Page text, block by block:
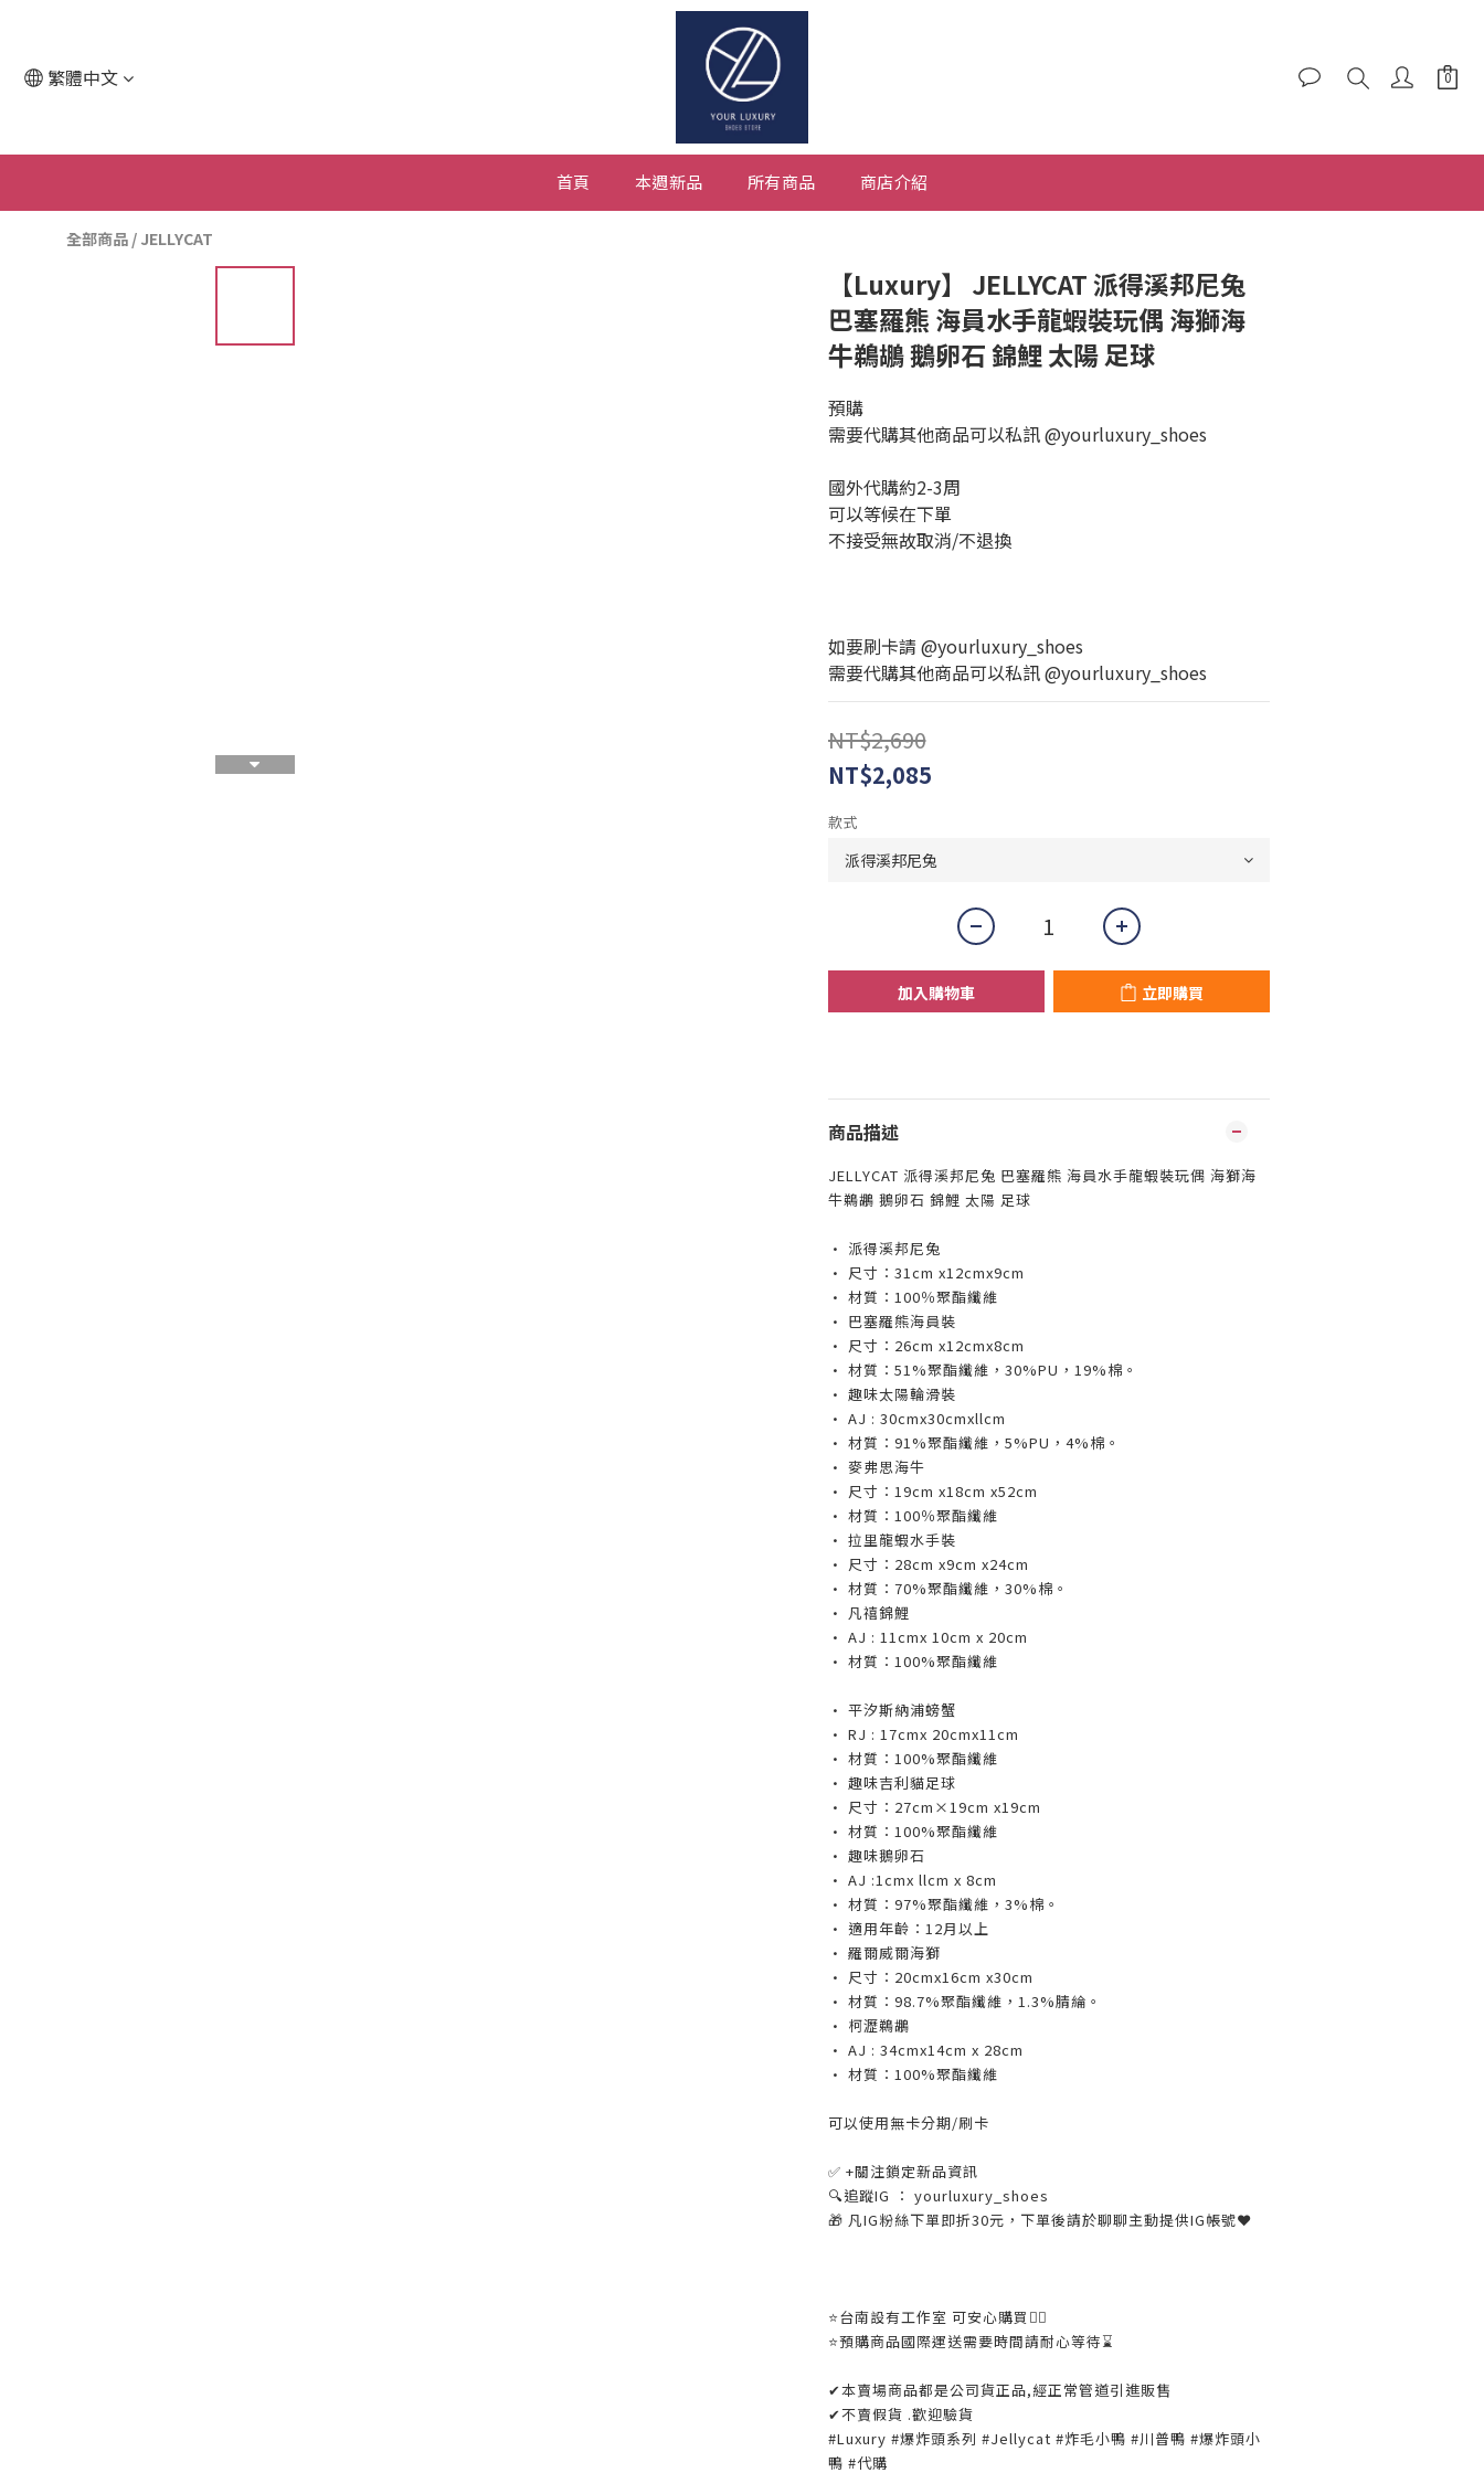
繁體中文
首頁 本週新品 所有商品 商店介紹
全部商品 / JELLYCAT
【Luxury】 JELLYCAT 派得溪邦尼兔
巴塞羅熊 海員水手龍蝦裝玩偶 海獅海
牛鵜鶘 鵝卵石 錦鯉 太陽 足球
預購
需要代購其他商品可以私訊 @yourluxury_shoes
國外代購約2-3周
可以等候在下單
不接受無故取消/不退換
如要刷卡請 @yourluxury_shoes
需要代購其他商品可以私訊 @yourluxury_shoes
NT$2,690
NT$2,085
款式
加入購物車 立即購買
商品描述
JELLYCAT 派得溪邦尼兔 巴塞羅熊 海員水手龍蝦裝玩偶 海獅海
牛鵜鶘 鵝卵石 錦鯉 太陽 足球
• 派得溪邦尼兔
• 尺寸：31cm x12cmx9cm
• 材質：100％聚酯纖維
• 巴塞羅熊海員裝
• 尺寸：26cm x12cmx8cm
• 材質：51%聚酯纖維，30%PU，19%棉。
• 趣味太陽輪滑裝
• AJ : 30cmx30cmxllcm
• 材質：91%聚酯纖維，5%PU，4%棉。
• 麥弗思海牛
• 尺寸：19cm x18cm x52cm
• 材質：100％聚酯纖維
• 拉里龍蝦水手裝
• 尺寸：28cm x9cm x24cm
• 材質：70%聚酯纖維，30%棉。
• 凡禧錦鯉
• AJ : 11cmx 10cm x 20cm
• 材質：100%聚酯纖維
• 平汐斯納浦螃蟹
• RJ : 17cmx 20cmx11cm
• 材質：100%聚酯纖維
• 趣味吉利貓足球
• 尺寸：27cm×19cm x19cm
• 材質：100%聚酯纖維
• 趣味鵝卵石
• AJ :1cmx llcm x 8cm
• 材質：97%聚酯纖維，3%棉。
• 適用年齡：12月以上
• 羅爾威爾海獅
• 尺寸：20cmx16cm x30cm
• 材質：98.7%聚酯纖維，1.3%腈綸。
• 柯瀝鵜鶘
• AJ : 34cmx14cm x 28cm
• 材質：100%聚酯纖維
可以使用無卡分期/刷卡
✅ +關注鎖定新品資訊
🔍追蹤IG ： yourluxury_shoes
🎁 凡IG粉絲下單即折30元，下單後請於聊聊主動提供IG帳號❤
⭐️台南設有工作室 可安心購買👌🏼
⭐️預購商品國際運送需要時間請耐心等待⌛️
✔本賣場商品都是公司貨正品,經正常管道引進販售
✔不賣假貨 .歡迎驗貨
#Luxury #爆炸頭系列 #Jellycat #炸毛小鴨 #川普鴨 #爆炸頭小
鴨 #代購